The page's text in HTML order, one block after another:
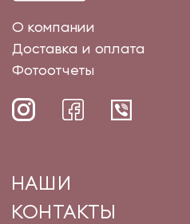
О компании
Доставка и оплата
Фотоотчеты
НАШИ
КОНТАКТЫ